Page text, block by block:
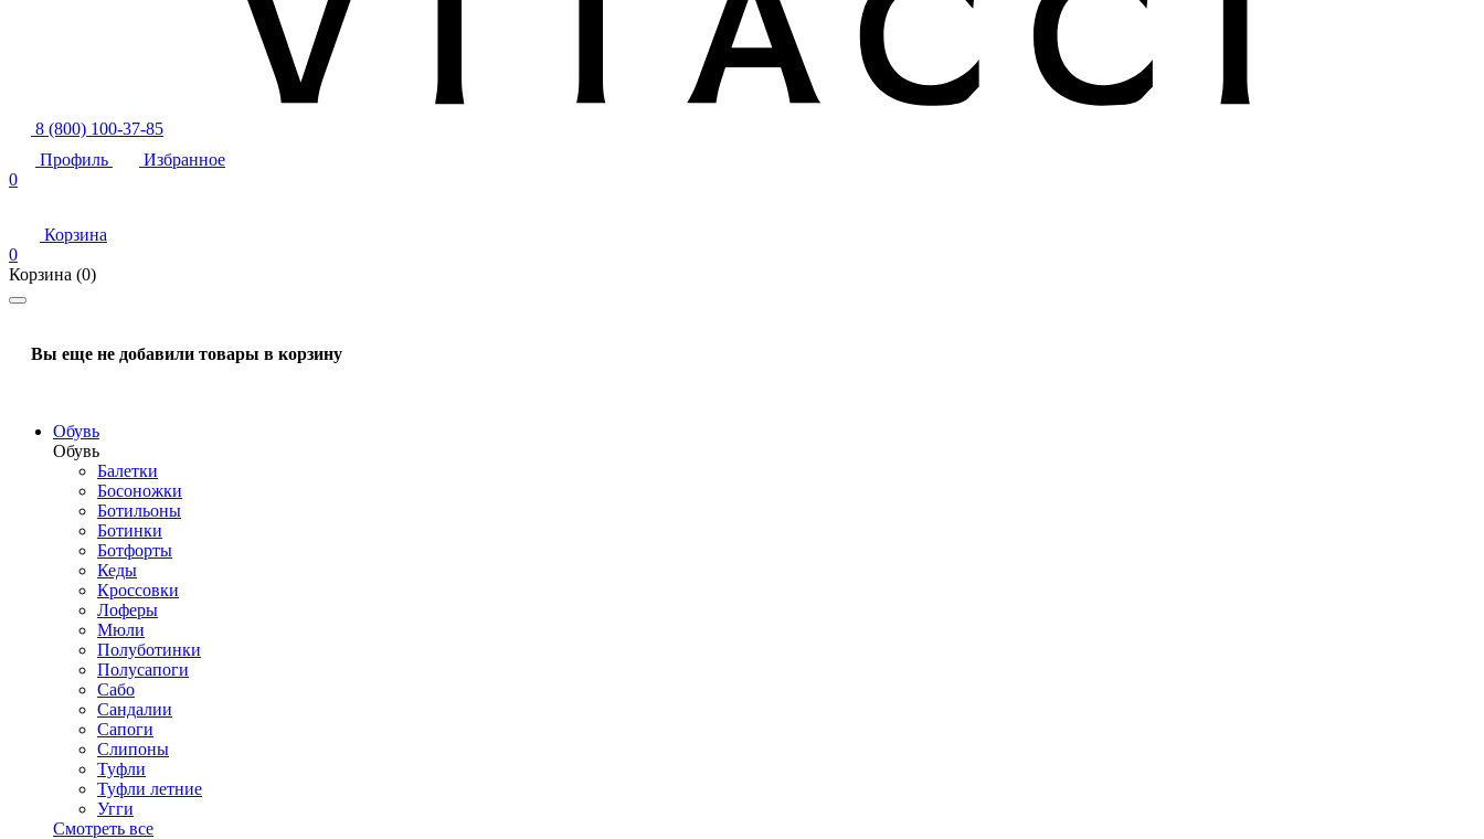
8 (800) 100-37-85
Профиль
Избранное
0
Корзина
0
Корзина (0)
Вы еще не добавили товары в корзину
Обувь
Обувь
Балетки
Босоножки
Ботильоны
Ботинки
Ботфорты
Кеды
Кроссовки
Лоферы
Мюли
Полуботинки
Полусапоги
Сабо
Сандалии
Сапоги
Слипоны
Туфли
Туфли летние
Угги
Смотреть все